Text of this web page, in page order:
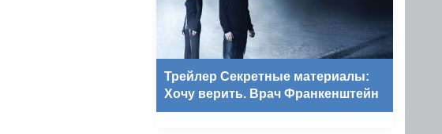
Трейлер Секретные материалы:
Хочу верить. Врач Франкенштейн